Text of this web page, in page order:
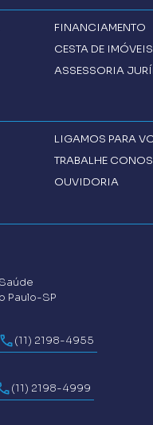
FINANCIAMENTO
CESTA DE IMÓVEIS
ASSESSORIA
LIGAMOS PARA
TRABALHE
OUVIDORIA
Paulo-SP
(11) 2198-4955
(11) 2198-4999